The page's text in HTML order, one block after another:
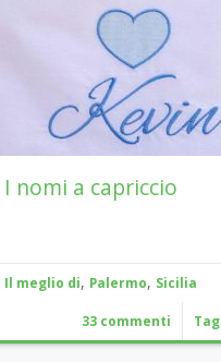
I nomi a capriccio
Il meglio di, Palermo, Sicilia
33 commenti Tag